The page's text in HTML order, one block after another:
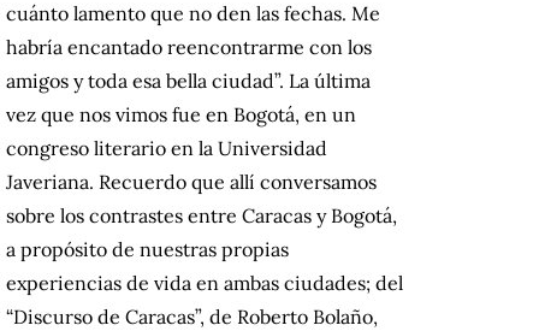
cuánto lamento que no den las fechas. Me
habría encantado reencontrarme con los
amigos y toda esa bella ciudad”. La última
vez que nos vimos fue en Bogotá, en un
congreso literario en la Universidad
Javeriana. Recuerdo que allí conversamos
sobre los contrastes entre Caracas y Bogotá,
a propósito de nuestras propias
experiencias de vida en ambas ciudades; del
“Discurso de Caracas”, de Roberto Bolaño,